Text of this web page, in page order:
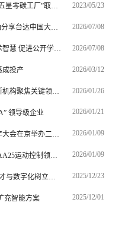
台达吴江厂获评“江苏省电子制造业首座五星零碳工厂”取得零碳工厂与碳中和达成双认证 2023/05/23
台达55周年“前行共好论坛”汇聚业界领袖分享台达中国大陆达RE100经验推出可持续发展咨询服务 2026/07/08
2026台达电力电子新技术研讨会汇聚学术智慧 促进公开学术交流助力能源转型与绿色低碳发展 2026/07/08
成投产 2026/03/12
台达连续五年入选科睿唯安全球百强创新机构聚焦关键领域系统性推动全球专利申请与布局 2026/01/26
领导级企业 2026/01/21
台达杯国际太阳能建筑设计竞赛二十周年大会在京举办二十载绿色创新再启新程 2026/01/09
2026/01/09
2025/12/23
充智能方案 2025/12/01